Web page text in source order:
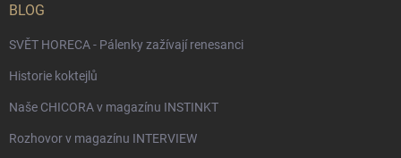
BLOG
SVĚT HORECA - Pálenky zažívají renesanci
Historie koktejlů
Naše CHICORA v magazínu INSTINKT
Rozhovor v magazínu INTERVIEW